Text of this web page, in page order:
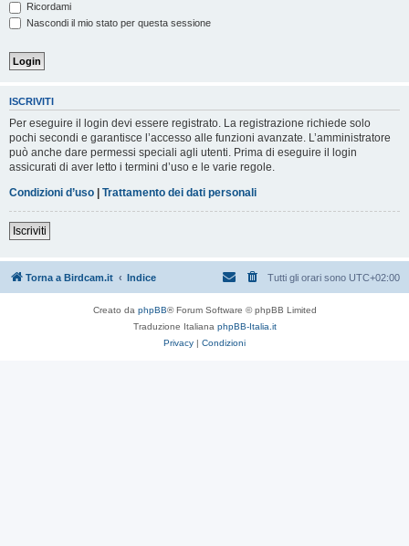
Ricordami
Nascondi il mio stato per questa sessione
ISCRIVITI
Per eseguire il login devi essere registrato. La registrazione richiede solo
pochi secondi e garantisce l’accesso alle funzioni avanzate. L’amministratore
può anche dare permessi speciali agli utenti. Prima di eseguire il login
assicurati di aver letto i termini d’uso e le varie regole.
Condizioni d’uso | Trattamento dei dati personali
Iscriviti
Torna a Birdcam.it Indice Tutti gli orari sono UTC+02:00
Creato da phpBB® Forum Software © phpBB Limited
Traduzione Italiana phpBB-Italia.it
Privacy | Condizioni